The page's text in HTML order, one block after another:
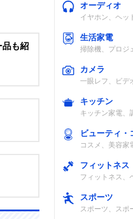
品も紹
オーディオ
イヤホン、ヘッ
生活家電
掃除機、プロジ
カメラ
一眼レフ、ビデ
キッチン
キッチン家電、
ビューティ・
コスメ、美容家
フィットネス
フィットネス、
スポーツ
スポーツ、スポ